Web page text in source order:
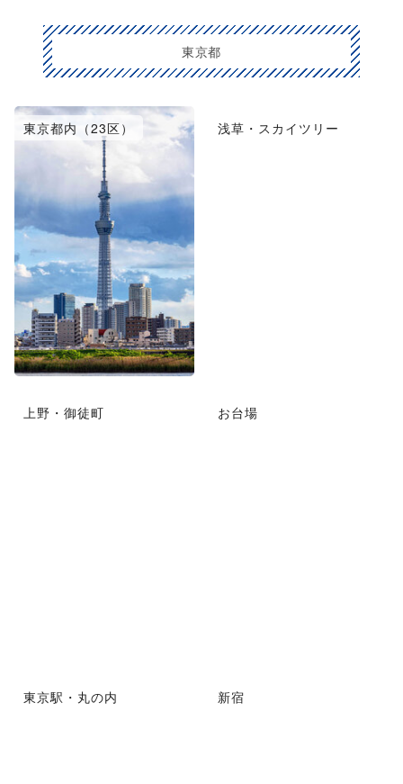
東京都
東京都内（23区） 浅草・スカイツリー
上野・御徒町 お台場
東京駅・丸の内 新宿